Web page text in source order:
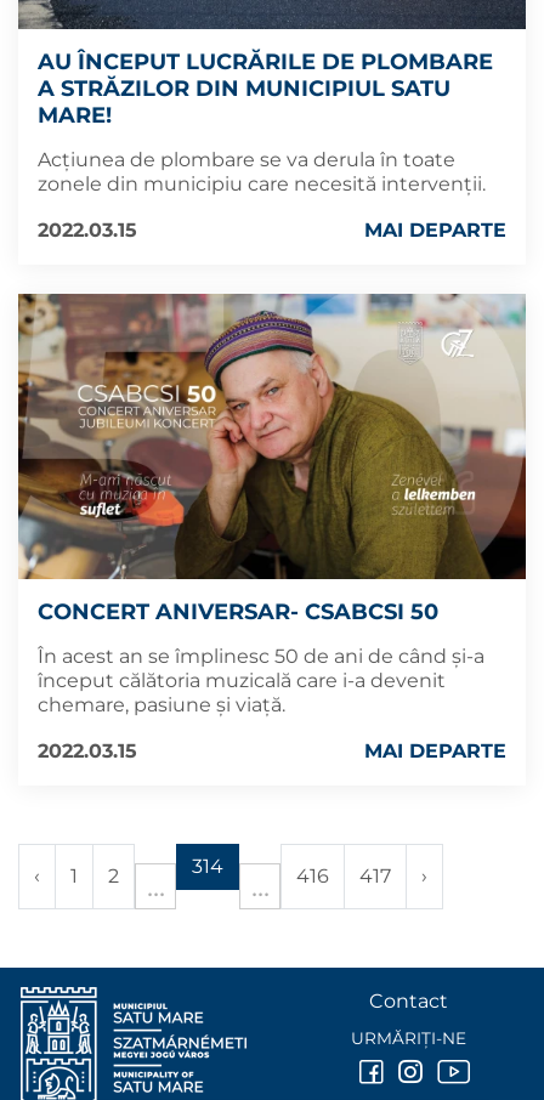
AU ÎNCEPUT LUCRĂRILE DE PLOMBARE
A STRĂZILOR DIN MUNICIPIUL SATU
MARE!
Acțiunea de plombare se va derula în toate
zonele din municipiu care necesită intervenții.
2022.03.15
MAI DEPARTE
CONCERT ANIVERSAR- CSABCSI 50
În acest an se împlinesc 50 de ani de când și-a
început călătoria muzicală care i-a devenit
chemare, pasiune și viață.
2022.03.15
MAI DEPARTE
‹ 1 2 314 416 417 ›
Contact
URMĂRIȚI-NE